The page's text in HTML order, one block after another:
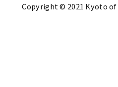
Copyright © 2021 Kyoto of